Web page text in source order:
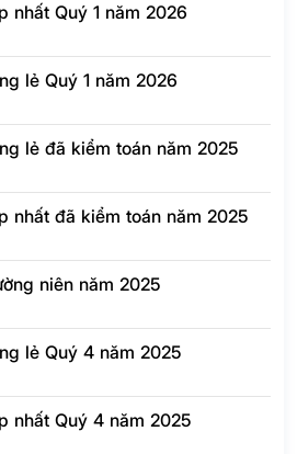
2,535
nhất Quý 1 năm 2026
lẻ Quý 1 năm 2026
lẻ đã kiểm toán năm 2025
nhất đã kiểm toán năm 2025
niên năm 2025
lẻ Quý 4 năm 2025
nhất Quý 4 năm 2025